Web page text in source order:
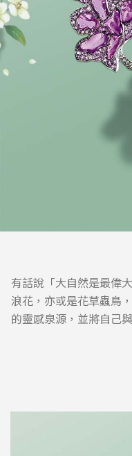
有話說「大自然是最偉
浪花，亦或是花草蟲鳥
的靈感泉源，並將自己